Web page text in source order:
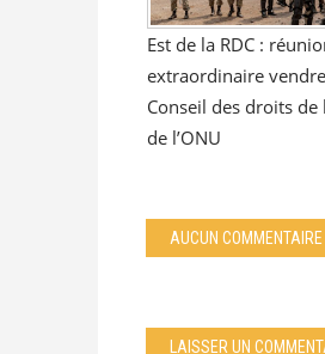
Est de la RDC :
extraordinaire
Conseil des droits de
de l’ONU
AUCUN COMMENTAIRE
LAISSER UN